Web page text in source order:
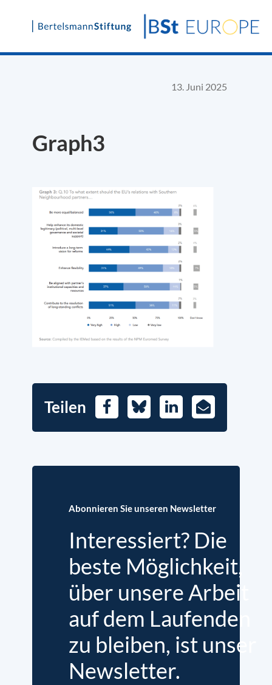
Skip
13. Juni 2025
Graph3
Teilen FacebookBlueskyLinkedIn
E-
Mail
Abonnieren Sie unseren Newsletter
Interessiert? Die
beste Möglichkeit,
über unsere Arbeit
auf dem Laufenden
zu bleiben, ist unser
Newsletter.